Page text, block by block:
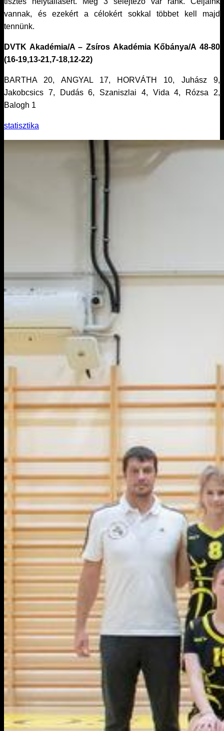
vannak, és ezekért a célokért sokkal többet kell majd
tennünk.
DVTK Akadémia/A – Zsíros Akadémia Kőbánya/A 48-80
(16-19,13-21,7-18,12-22)
BARTHA 20, ANGYAL 17, HORVÁTH 10, Juhász 9,
Jakobcsics 7, Dudás 6, Szaniszlai 4, Vida 4, Rózsa 2,
Balogh 1
statisztika